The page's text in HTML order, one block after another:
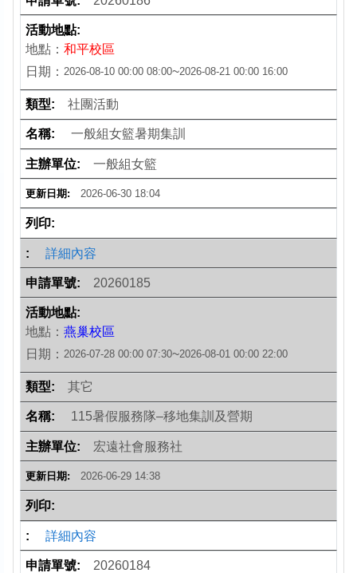
地點： 和平校區
日期： 2026-08-10 00:00 08:00~2026-08-21 00:00 16:00
社團活動
一般組女籃暑期集訓
一般組女籃
2026-06-30 18:04
詳細內容
20260185
地點： 燕巢校區
日期： 2026-07-28 00:00 07:30~2026-08-01 00:00 22:00
其它
115暑假服務隊–移地集訓及營期
宏遠社會服務社
2026-06-29 14:38
詳細內容
20260184